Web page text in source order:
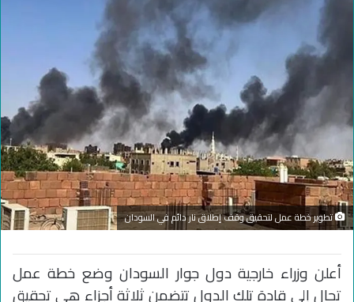
تطوير خطة عمل لتحقيق وقف إطلاق نار دائم في السودان
أعلن وزراء خارجية دول جوار السودان وضع خطة عمل
تحال إلى قادة تلك الدول تتضمن ثلاثة أجزاء هي تحقيق